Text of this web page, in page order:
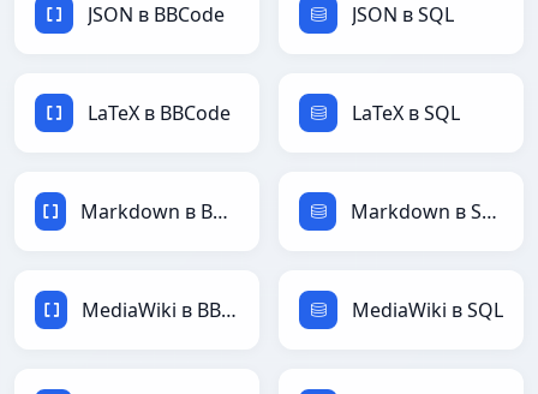
JSON в BBCode JSON в SQL
LaTeX в BBCode LaTeX в SQL
Markdown в BBCode Markdown в SQL
MediaWiki в BBCode MediaWiki в SQL